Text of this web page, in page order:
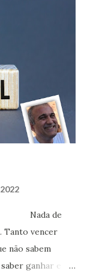
de
Tanto vencer
não sabem
ganhar e